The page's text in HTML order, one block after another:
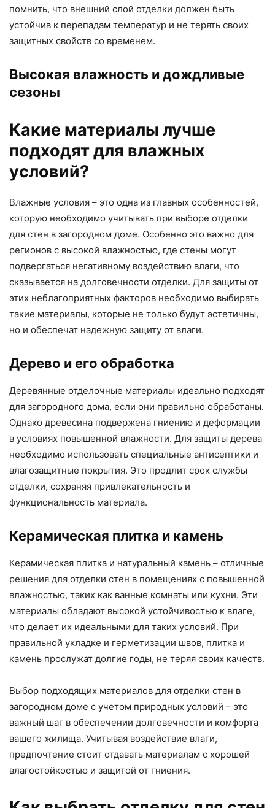
помнить, что внешний слой отделки должен быть
устойчив к перепадам температур и не терять своих
защитных свойств со временем.
Высокая влажность и дождливые
сезоны
Какие материалы лучше
подходят для влажных
условий?
Влажные условия – это одна из главных особенностей,
которую необходимо учитывать при выборе отделки
для стен в загородном доме. Особенно это важно для
регионов с высокой влажностью, где стены могут
подвергаться негативному воздействию влаги, что
сказывается на долговечности отделки. Для защиты от
этих неблагоприятных факторов необходимо выбирать
такие материалы, которые не только будут эстетичны,
но и обеспечат надежную защиту от влаги.
Дерево и его обработка
Деревянные отделочные материалы идеально подходят
для загородного дома, если они правильно обработаны.
Однако древесина подвержена гниению и деформации
в условиях повышенной влажности. Для защиты дерева
необходимо использовать специальные антисептики и
влагозащитные покрытия. Это продлит срок службы
отделки, сохраняя привлекательность и
функциональность материала.
Керамическая плитка и камень
Керамическая плитка и натуральный камень – отличные
решения для отделки стен в помещениях с повышенной
влажностью, таких как ванные комнаты или кухни. Эти
материалы обладают высокой устойчивостью к влаге,
что делает их идеальными для таких условий. При
правильной укладке и герметизации швов, плитка и
камень прослужат долгие годы, не теряя своих качеств.
Выбор подходящих материалов для отделки стен в
загородном доме с учетом природных условий – это
важный шаг в обеспечении долговечности и комфорта
вашего жилища. Учитывая воздействие влаги,
предпочтение стоит отдавать материалам с хорошей
влагостойкостью и защитой от гниения.